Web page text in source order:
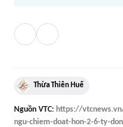
Thừa Thiên Huế
Nguồn VTC: https://
ngu-chiem-doat-hon-2-6-ty-